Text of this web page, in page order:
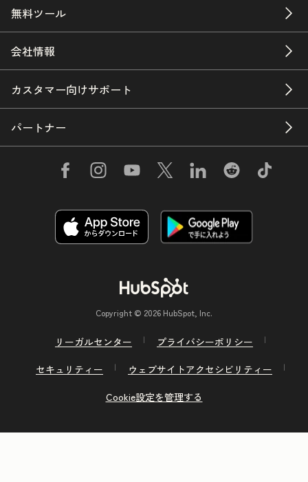
無料ツール
会社情報
カスタマー向けサポート
パートナー
Copyright © 2026 HubSpot, Inc.
リーガルセンター
プライバシーポリシー
セキュリティー
ウェブサイトアクセシビリティー
Cookie設定を管理する